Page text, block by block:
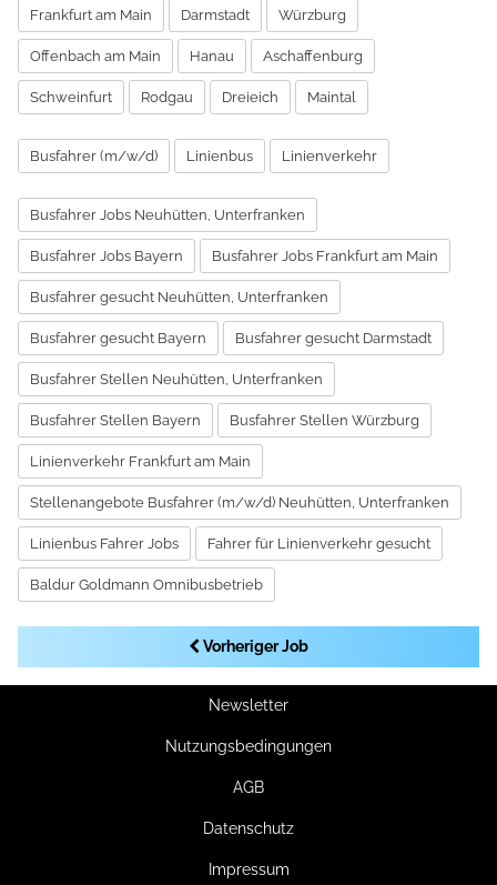
Frankfurt am Main Darmstadt Würzburg
Offenbach am Main Hanau Aschaffenburg
Schweinfurt Rodgau Dreieich Maintal
Busfahrer (m/w/d) Linienbus Linienverkehr
Busfahrer Jobs Neuhütten, Unterfranken
Busfahrer Jobs Bayern Busfahrer Jobs Frankfurt am Main
Busfahrer gesucht Neuhütten, Unterfranken
Busfahrer gesucht Bayern Busfahrer gesucht Darmstadt
Busfahrer Stellen Neuhütten, Unterfranken
Busfahrer Stellen Bayern Busfahrer Stellen Würzburg
Linienverkehr Frankfurt am Main
Stellenangebote Busfahrer (m/w/d) Neuhütten, Unterfranken
Linienbus Fahrer Jobs Fahrer für Linienverkehr gesucht
Baldur Goldmann Omnibusbetrieb
Vorheriger Job
Newsletter
Nutzungsbedingungen
AGB
Datenschutz
Impressum